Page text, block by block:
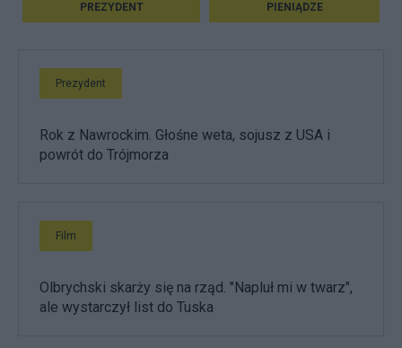
PREZYDENT PIENIĄDZE
Prezydent
Rok z Nawrockim. Głośne weta, sojusz z USA i
powrót do Trójmorza
Film
Olbrychski skarży się na rząd. "Napluł mi w twarz",
ale wystarczył list do Tuska